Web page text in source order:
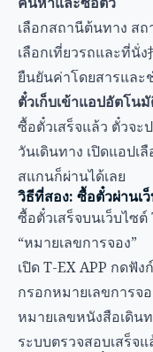
เลือกสถานีต้นทาง ส
เลือกเที่ยวรถและที่นั่
ยืนยันค่าโดยสารและ
ตั๋วเก็บเข้าแอปอัตโน
ซื้อตั๋วเสร็จแล้ว ตั๋วจะ
วันเดินทาง เปิดแอปเ
สแกนก็ผ่านได้เลย
วิธีที่สอง: ซื้อตั๋วผ่านเ
ซื้อตั๋วเสร็จบนเว็บไซ
“หมายเลขการจอง”
เปิด T-EX APP กดฟัง
กรอกหมายเลขการจ
หมายเลขหนังสือเดิน
ระบบตรวจสอบเสร็จ